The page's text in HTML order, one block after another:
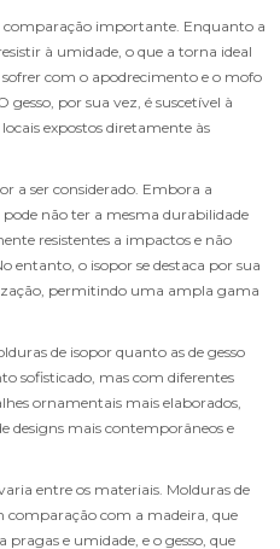
comparação importante. Enquanto a
à umidade, o que a torna ideal
com o apodrecimento e o mofo
por sua vez, é suscetível à
expostos diretamente às
a ser considerado. Embora a
pode não ter a mesma durabilidade
resistentes a impactos e não
entanto, o isopor se destaca por sua
permitindo uma ampla gama
de isopor quanto as de gesso
sofisticado, mas com diferentes
ornamentais mais elaborados,
designs mais contemporâneos e
entre os materiais. Molduras de
comparação com a madeira, que
e umidade, e o gesso, que